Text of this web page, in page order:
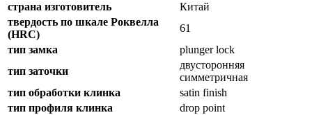
страна изготовитель
Китай
твердость по шкале Роквелла
(HRC)
61
тип замка
plunger lock
тип заточки
двусторонняя
симметричная
тип обработки клинка
satin finish
тип профиля клинка
drop point